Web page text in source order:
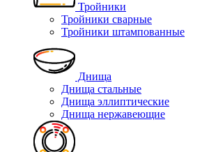
Тройники
Тройники сварные
Тройники штампованные
Днища
Днища стальные
Днища эллиптические
Днища нержавеющие